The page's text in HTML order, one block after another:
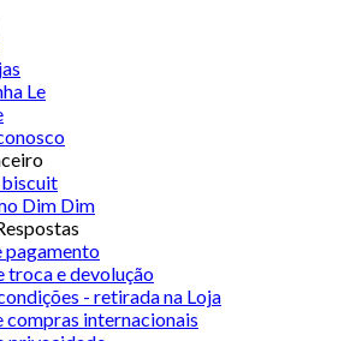
Le
Dim Dim
pagamento
troca e devolução
- retirada na Loja
compras internacionais